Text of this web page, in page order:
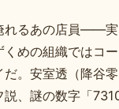
れるあの店員――
めの組織ではコ
だ。安室透（降谷
、謎の数字「